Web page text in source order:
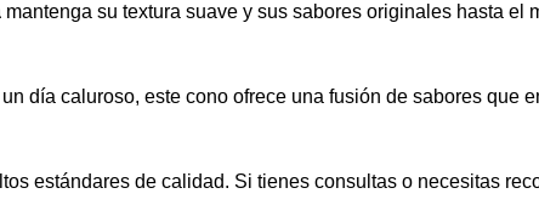
mantenga su textura suave y sus sabores originales hasta el
día caluroso, este cono ofrece una fusión de sabores que
estándares de calidad. Si tienes consultas o necesitas